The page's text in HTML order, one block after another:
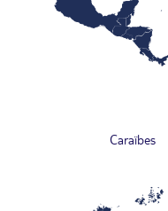
Caraïbes